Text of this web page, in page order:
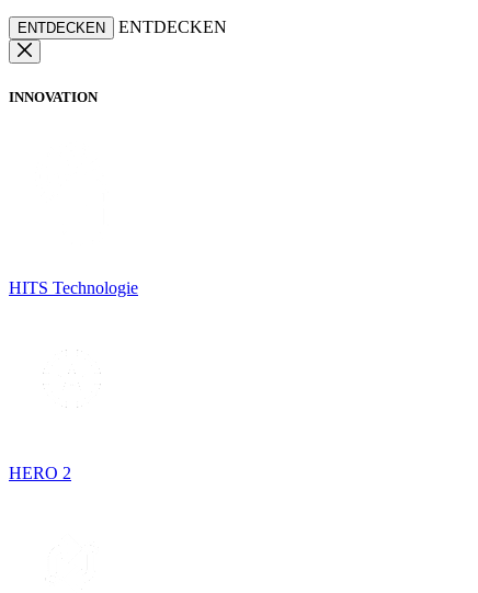
ENTDECKEN ENTDECKEN
INNOVATION
HITS Technologie
HERO 2